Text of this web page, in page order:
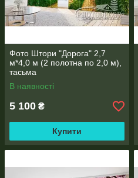
Фото Штори "Дорога" 2,7
м*4,0 м (2 полотна по 2,0 м),
тасьма
В наявності
5 100 ₴
Купити